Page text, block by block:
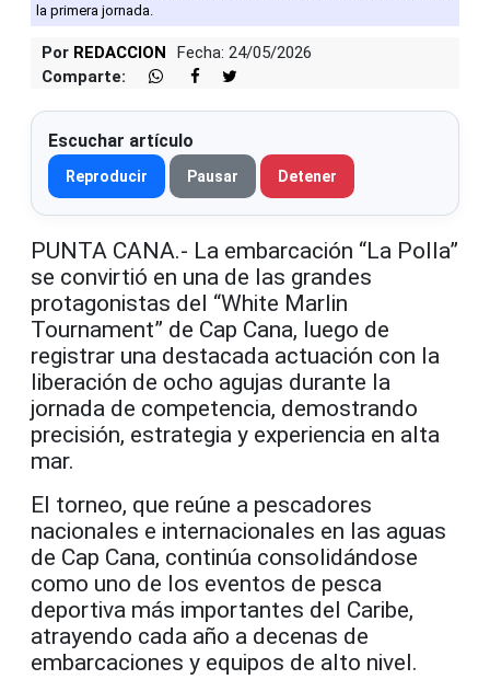
la primera jornada.
Por REDACCION
Fecha: 24/05/2026
Comparte:
Escuchar artículo
Reproducir Pausar Detener
PUNTA CANA.- La embarcación “La Polla”
se convirtió en una de las grandes
protagonistas del “White Marlin
Tournament” de Cap Cana, luego de
registrar una destacada actuación con la
liberación de ocho agujas durante la
jornada de competencia, demostrando
precisión, estrategia y experiencia en alta
mar.
El torneo, que reúne a pescadores
nacionales e internacionales en las aguas
de Cap Cana, continúa consolidándose
como uno de los eventos de pesca
deportiva más importantes del Caribe,
atrayendo cada año a decenas de
embarcaciones y equipos de alto nivel.